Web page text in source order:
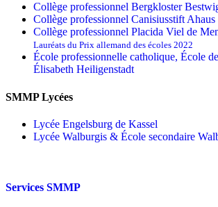
Collège professionnel Bergkloster
Collège professionnel Canisiusstift Ahaus
Collège professionnel Placida Viel de
Lauréats du Prix allemand des écoles 2022
École professionnelle catholique, École
Élisabeth Heiligenstadt
SMMP Lycées
Lycée Engelsburg de Kassel
Lycée Walburgis & École secondaire
Services SMMP